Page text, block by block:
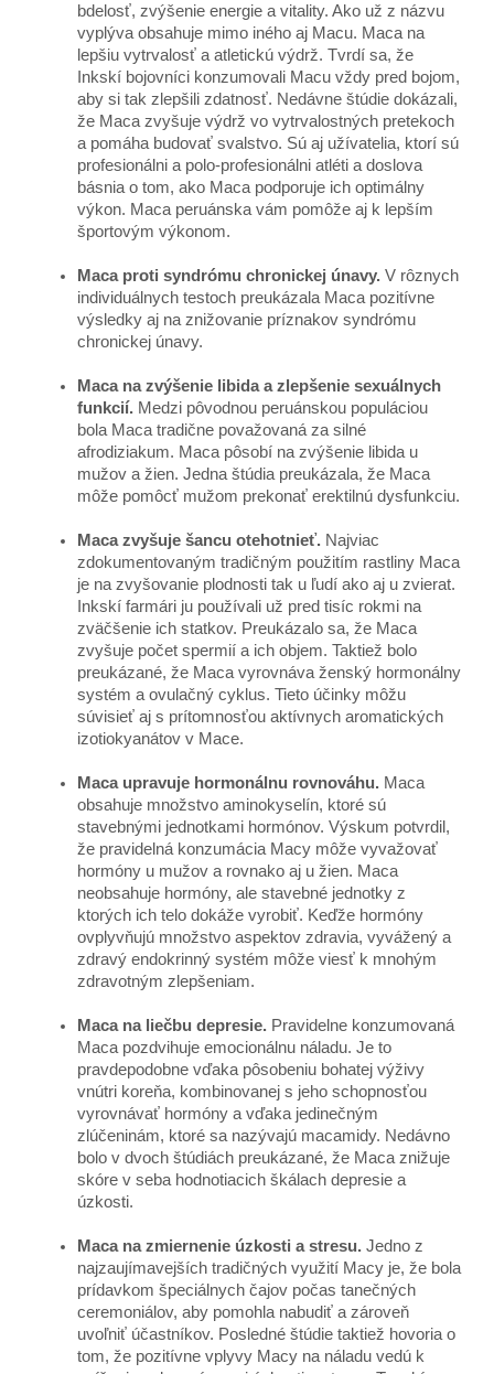
bdelosť, zvýšenie energie a vitality. Ako už z názvu
vyplýva obsahuje mimo iného aj Macu. Maca na
lepšiu vytrvalosť a atletickú výdrž. Tvrdí sa, že
Inkskí bojovníci konzumovali Macu vždy pred bojom,
aby si tak zlepšili zdatnosť. Nedávne štúdie dokázali,
že Maca zvyšuje výdrž vo vytrvalostných pretekoch
a pomáha budovať svalstvo. Sú aj užívatelia, ktorí sú
profesionálni a polo-profesionálni atléti a doslova
básnia o tom, ako Maca podporuje ich optimálny
výkon. Maca peruánska vám pomôže aj k lepším
športovým výkonom.
Maca proti syndrómu chronickej únavy. V rôznych
individuálnych testoch preukázala Maca pozitívne
výsledky aj na znižovanie príznakov syndrómu
chronickej únavy.
Maca na zvýšenie libida a zlepšenie sexuálnych
funkcií. Medzi pôvodnou peruánskou populáciou
bola Maca tradične považovaná za silné
afrodiziakum. Maca pôsobí na zvýšenie libida u
mužov a žien. Jedna štúdia preukázala, že Maca
môže pomôcť mužom prekonať erektilnú dysfunkciu.
Maca zvyšuje šancu otehotnieť. Najviac
zdokumentovaným tradičným použitím rastliny Maca
je na zvyšovanie plodnosti tak u ľudí ako aj u zvierat.
Inkskí farmári ju používali už pred tisíc rokmi na
zväčšenie ich statkov. Preukázalo sa, že Maca
zvyšuje počet spermií a ich objem. Taktiež bolo
preukázané, že Maca vyrovnáva ženský hormonálny
systém a ovulačný cyklus. Tieto účinky môžu
súvisieť aj s prítomnosťou aktívnych aromatických
izotiokyanátov v Mace.
Maca upravuje hormonálnu rovnováhu. Maca
obsahuje množstvo aminokyselín, ktoré sú
stavebnými jednotkami hormónov. Výskum potvrdil,
že pravidelná konzumácia Macy môže vyvažovať
hormóny u mužov a rovnako aj u žien. Maca
neobsahuje hormóny, ale stavebné jednotky z
ktorých ich telo dokáže vyrobiť. Keďže hormóny
ovplyvňujú množstvo aspektov zdravia, vyvážený a
zdravý endokrinný systém môže viesť k mnohým
zdravotným zlepšeniam.
Maca na liečbu depresie. Pravidelne konzumovaná
Maca pozdvihuje emocionálnu náladu. Je to
pravdepodobne vďaka pôsobeniu bohatej výživy
vnútri koreňa, kombinovanej s jeho schopnosťou
vyrovnávať hormóny a vďaka jedinečným
zlúčeninám, ktoré sa nazývajú macamidy. Nedávno
bolo v dvoch štúdiách preukázané, že Maca znižuje
skóre v seba hodnotiacich škálach depresie a
úzkosti.
Maca na zmiernenie úzkosti a stresu. Jedno z
najzaujímavejších tradičných využití Macy je, že bola
prídavkom špeciálnych čajov počas tanečných
ceremoniálov, aby pomohla nabudiť a zároveň
uvoľniť účastníkov. Posledné štúdie taktiež hovoria o
tom, že pozitívne vplyvy Macy na náladu vedú k